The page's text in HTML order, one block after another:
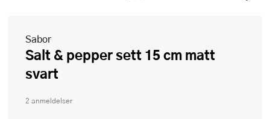
Sabor
Salt & pepper sett 15 cm matt
svart
2 anmeldelser